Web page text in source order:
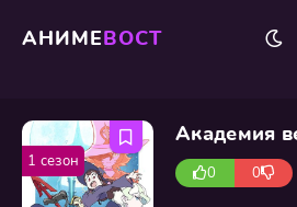
АНИМЕВОСТ
Академия
0 0
1 сезон